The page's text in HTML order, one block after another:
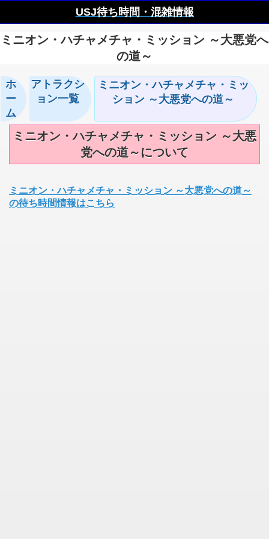
USJ待ち時間・混雑情報
ミニオン・ハチャメチャ・ミッション ～大悪党へ
の道～
ホ
ー
ム
アトラクシ
ョン一覧
ミニオン・ハチャメチャ・ミッ
ション ～大悪党への道～
ミニオン・ハチャメチャ・ミッション ～大悪
党への道～について
ミニオン・ハチャメチャ・ミッション ～大悪党への道～
の待ち時間情報はこちら